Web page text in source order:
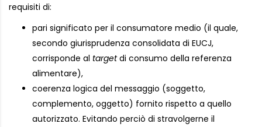
requisiti di:
pari significato per il consumatore medio (il quale,
secondo giurisprudenza consolidata di EUCJ,
corrisponde al targetdi consumo della referenza
alimentare),
coerenza logica del messaggio (soggetto,
complemento, oggetto) fornito rispetto a quello
autorizzato. Evitando perciò di stravolgerne il